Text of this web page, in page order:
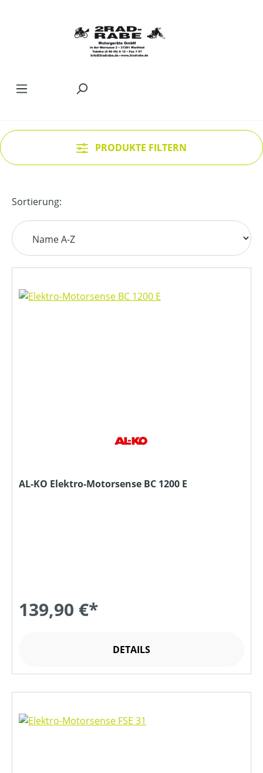
PRODUKTE FILTERN
Sortierung:
AL-KO Elektro-Motorsense BC 1200 E
139,90 €*
DETAILS